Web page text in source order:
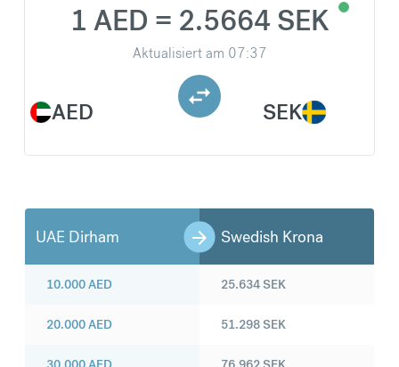
AED
1 AED = 2.5664 SEK
Aktualisiert am 07:37
SEK
UAE Dirham Swedish Krona
10.000AED
20.000AED
25.634SEK
51.298SEK